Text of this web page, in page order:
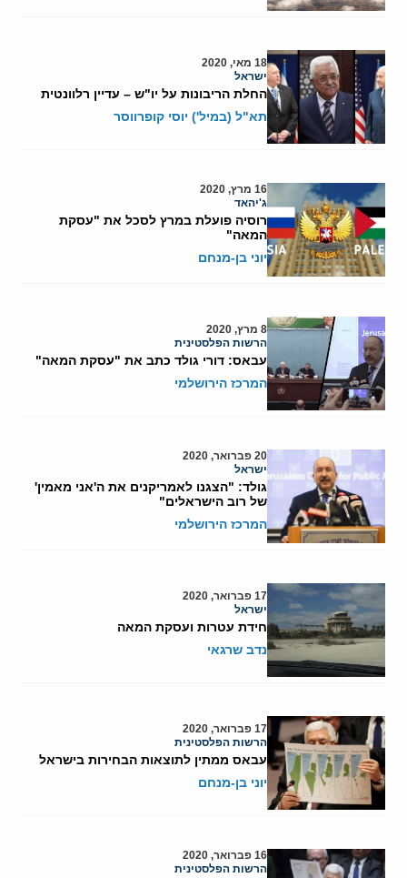
18 מאי, 2020
ישראל
החלת הריבונות על יו"ש – עדיין רלוונטית
תא"ל (במיל') יוסי קופרווסר
16 מרץ, 2020
ג'יהאד
רוסיה פועלת במרץ לסכל את "עסקת
המאה"
יוני בן-מנחם
8 מרץ, 2020
הרשות הפלסטינית
עבאס: דורי גולד כתב את "עסקת המאה"
המרכז הירושלמי
20 פברואר, 2020
ישראל
גולד: "הצגנו לאמריקנים את ה'אני מאמין'
של רוב הישראלים"
המרכז הירושלמי
17 פברואר, 2020
ישראל
חידת עטרות ועסקת המאה
נדב שרגאי
17 פברואר, 2020
הרשות הפלסטינית
עבאס ממתין לתוצאות הבחירות בישראל
יוני בן-מנחם
16 פברואר, 2020
הרשות הפלסטינית